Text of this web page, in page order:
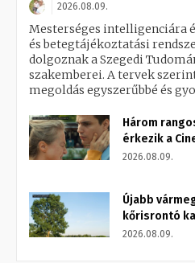
2026.08.09.
Mesterséges intelligenciára
és betegtájékoztatási
dolgoznak a Szegedi
szakemberei. A tervek
megoldás egyszerűbbé és
Három
érkezik a
2026.08.09.
Újabb
kőrisrontó
2026.08.09.